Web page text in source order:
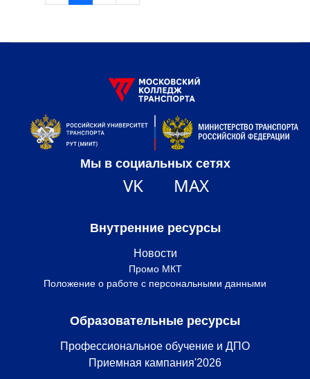
Мы в социальных сетях
VK MAX
Внутренние ресурсы
Новости
Промо МКТ
Положение о работе с персональными данными
Образовательные ресурсы
Профессиональное обучение и ДПО
Приемная кампания'2026